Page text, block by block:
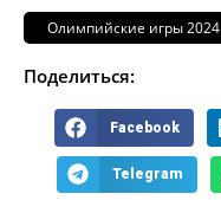
Олимпийские игры 2024
Поделиться:
Facebook
Telegram